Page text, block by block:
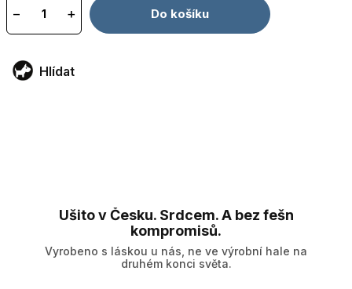
+
− Do košíku
Hlídat
Ušito v Česku. Srdcem. A bez fešn
kompromisů.
Vyrobeno s láskou u nás, ne ve výrobní hale na
druhém konci světa.